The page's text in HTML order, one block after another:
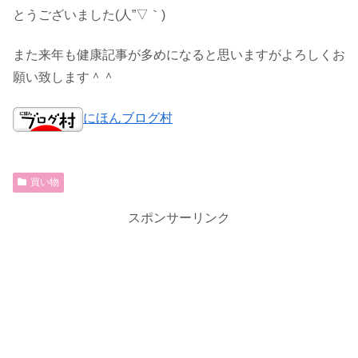
とうございました(人”▽｀)
また来年も健康記事が多めになると思いますがよろしくお
願い致します＾＾
にほんブログ村
買い物
スポンサーリンク